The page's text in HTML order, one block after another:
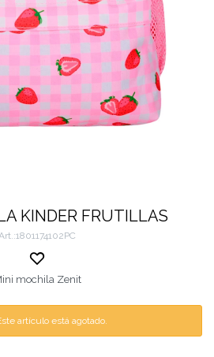
KINDER FRUTILLAS
1801174102PC
mochila Zenit
artículo está agotado.